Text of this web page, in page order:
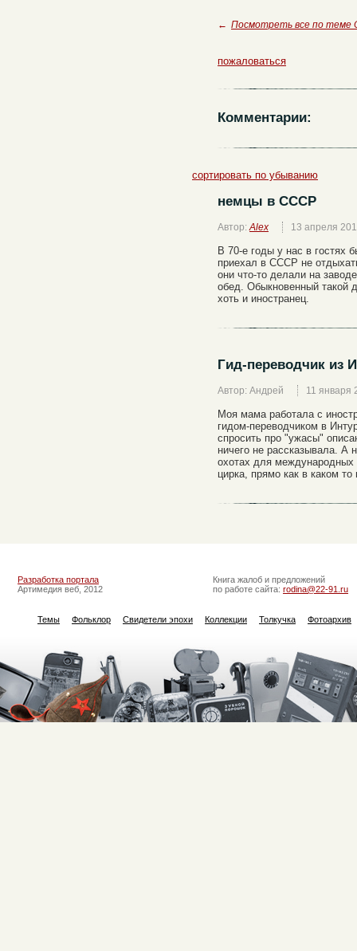
← Посмотреть все по теме
пожаловаться
Комментарии:
сортировать по убыванию
немцы в СССР
Автор:Alex 13 апреля
В 70-е годы у нас в гостях
приехал в СССР не
они что-то делали на
обед. Обыкновенный такой
хоть и иностранец.
Гид-переводчик из
Автор: Андрей 11 января
Моя мама работала с
гидом-переводчиком в
спросить про "ужасы"
ничего не рассказывала. А
охотах для международных
цирка, прямо как в каком
Разработка портала
Артимедия веб, 2012
Книга жалоб и предложений
по работе сайта: rodina@22-91.ru
Темы Фольклор Свидетели эпохи Коллекции Толкучка Фотоархив